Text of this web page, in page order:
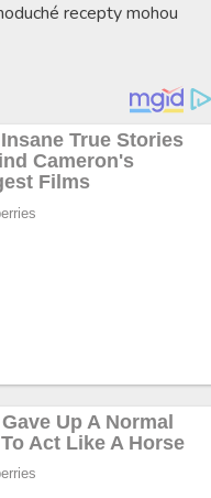
recepty mohou